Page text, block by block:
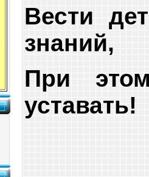
Вести
знаний,
При
уставать!